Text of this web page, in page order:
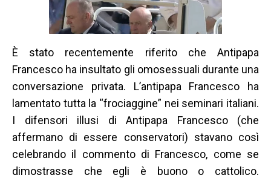
È stato recentemente riferito che Antipapa
Francesco ha insultato gli omosessuali durante una
conversazione privata. L’antipapa Francesco ha
lamentato tutta la “frociaggine” nei seminari italiani.
I difensori illusi di Antipapa Francesco (che
affermano di essere conservatori) stavano così
celebrando il commento di Francesco, come se
dimostrasse che egli è buono o cattolico.